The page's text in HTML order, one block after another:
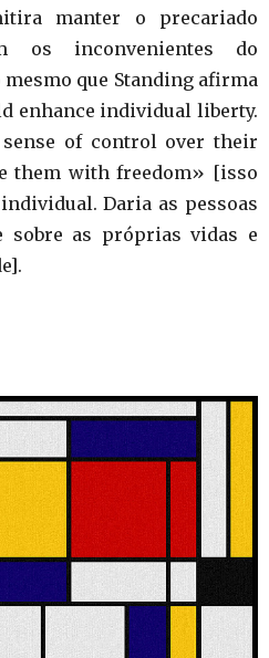
manter o precariado
os inconvenientes do
que Standing afirma
enhance individual liberty.
of control over their
them with freedom» [isso
Daria as pessoas
sobre as próprias vidas e